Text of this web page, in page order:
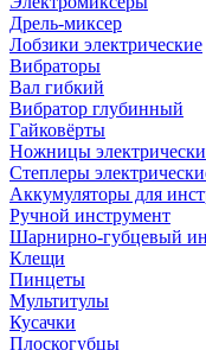
Дрель-миксер
Лобзики электрические
Вибраторы
Вал гибкий
Вибратор глубинный
Гайковёрты
Ножницы
Степлеры
Аккумуляторы для
Ручной инструмент
Шарнирно-губцевый
Клещи
Пинцеты
Мультитулы
Кусачки
Плоскогубцы